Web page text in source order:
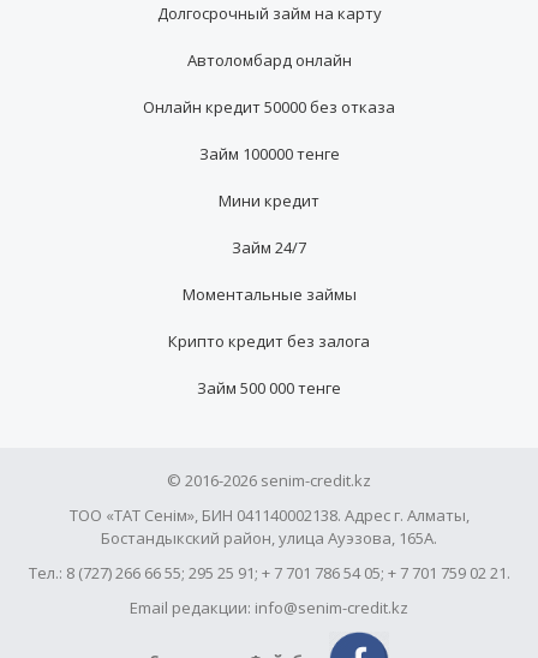
Долгосрочный займ на карту
Автоломбард онлайн
Онлайн кредит 50000 без отказа
Займ 100000 тенге
Мини кредит
Займ 24/7
Моментальные займы
Крипто кредит без залога
Займ 500 000 тенге
© 2016-2026 senim-credit.kz
ТОО «ТАТ Сенім», БИН 041140002138. Адрес г. Алматы,
Бостандыкский район, улица Ауэзова, 165А.
Тел.: 8 (727) 266 66 55; 295 25 91; + 7 701 786 54 05; + 7 701 759 02 21.
Email редакции: info@senim-credit.kz